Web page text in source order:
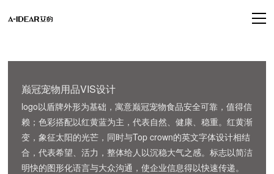
巅冠宠物用品VIS设计
logo以盾牌外形为基础，寓意巅冠宠物食品安全可靠，值得信
赖；色彩搭配以红黄蓝为主，代表自然、健康、稳重。红黄渐
变，象征太阳的光芒，同时与Top crown的英文字体设计相结
合，代表希望、活力，整体给人以沉稳大气之感。标志以简洁
明快的图形化语言与大众沟通，使企业信息得以快速传递。